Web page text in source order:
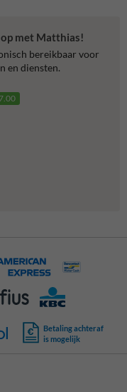
met Matthias!
bereikbaar voor
en diensten.
Betaling achteraf
is mogelijk